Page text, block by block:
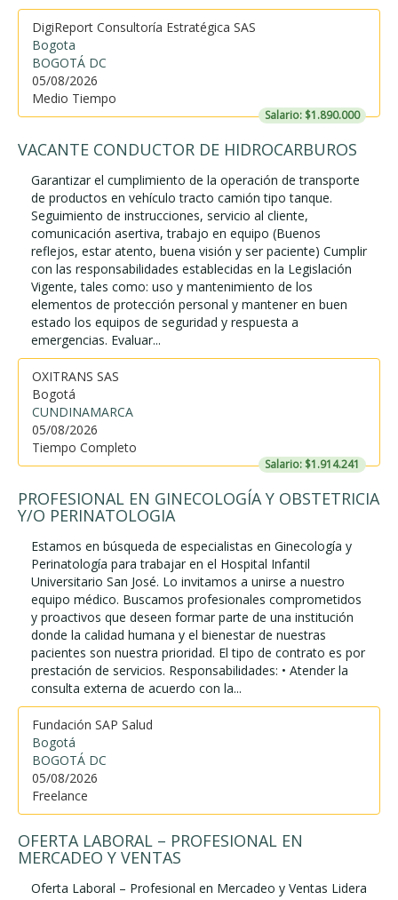
DigiReport Consultoría Estratégica SAS
Bogota
BOGOTÁ DC
05/08/2026
Medio Tiempo
Salario: $1.890.000
VACANTE CONDUCTOR DE HIDROCARBUROS
Garantizar el cumplimiento de la operación de transporte
de productos en vehículo tracto camión tipo tanque.
Seguimiento de instrucciones, servicio al cliente,
comunicación asertiva, trabajo en equipo (Buenos
reflejos, estar atento, buena visión y ser paciente) Cumplir
con las responsabilidades establecidas en la Legislación
Vigente, tales como: uso y mantenimiento de los
elementos de protección personal y mantener en buen
estado los equipos de seguridad y respuesta a
emergencias. Evaluar...
OXITRANS SAS
Bogotá
CUNDINAMARCA
05/08/2026
Tiempo Completo
Salario: $1.914.241
PROFESIONAL EN GINECOLOGÍA Y OBSTETRICIA
Y/O PERINATOLOGIA
Estamos en búsqueda de especialistas en Ginecología y
Perinatología para trabajar en el Hospital Infantil
Universitario San José. Lo invitamos a unirse a nuestro
equipo médico. Buscamos profesionales comprometidos
y proactivos que deseen formar parte de una institución
donde la calidad humana y el bienestar de nuestras
pacientes son nuestra prioridad. El tipo de contrato es por
prestación de servicios. Responsabilidades: • Atender la
consulta externa de acuerdo con la...
Fundación SAP Salud
Bogotá
BOGOTÁ DC
05/08/2026
Freelance
OFERTA LABORAL – PROFESIONAL EN
MERCADEO Y VENTAS
Oferta Laboral – Profesional en Mercadeo y Ventas Lidera